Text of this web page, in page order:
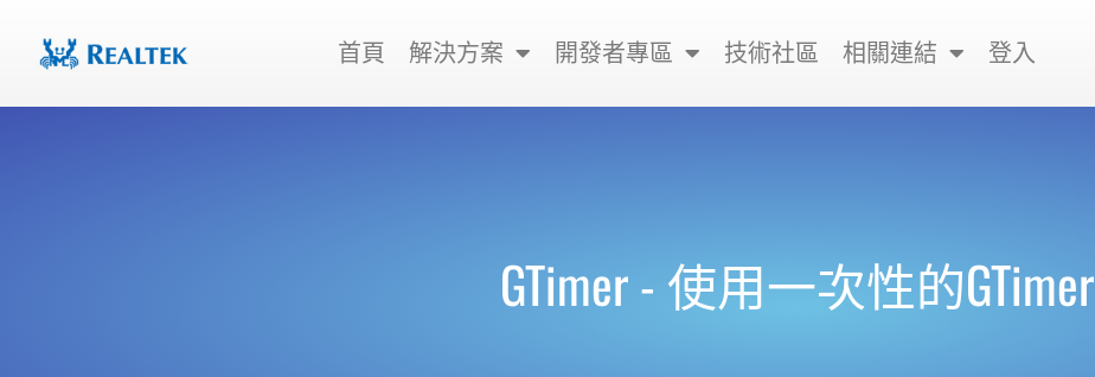
要
首頁 解決方案 開發者專區 技術社區 相關連結 登入
GTimer - 使用一次性的GTimer